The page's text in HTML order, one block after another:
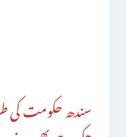
سندھ حکومت کی